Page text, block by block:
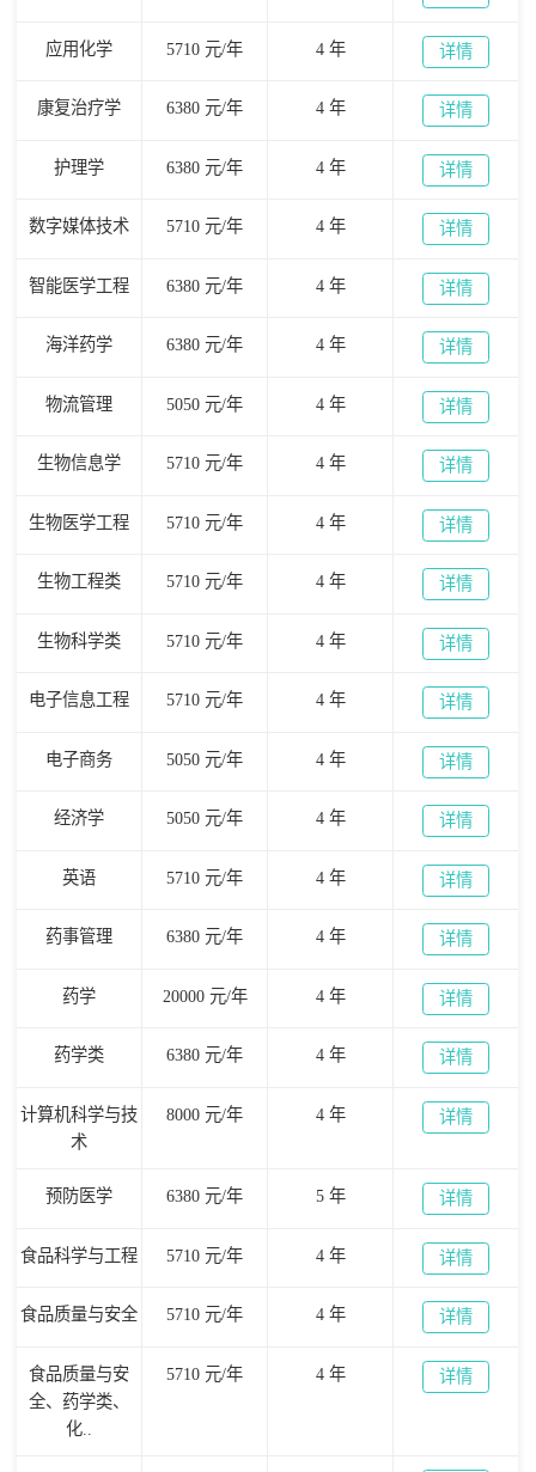
应用化学 5710 元/年 4 年 详情
康复治疗学 6380 元/年 4 年 详情
护理学 6380 元/年 4 年 详情
数字媒体技术 5710 元/年 4 年 详情
智能医学工程 6380 元/年 4 年 详情
海洋药学 6380 元/年 4 年 详情
物流管理 5050 元/年 4 年 详情
生物信息学 5710 元/年 4 年 详情
生物医学工程 5710 元/年 4 年 详情
生物工程类 5710 元/年 4 年 详情
生物科学类 5710 元/年 4 年 详情
电子信息工程 5710 元/年 4 年 详情
电子商务 5050 元/年 4 年 详情
经济学 5050 元/年 4 年 详情
英语 5710 元/年 4 年 详情
药事管理 6380 元/年 4 年 详情
药学 20000 元/年 4 年 详情
药学类 6380 元/年 4 年 详情
计算机科学与技
术
8000 元/年 4 年 详情
预防医学 6380 元/年 5 年 详情
食品科学与工程 5710 元/年 4 年 详情
食品质量与安全 5710 元/年 4 年 详情
食品质量与安
全、药学类、
化..
5710 元/年 4 年 详情